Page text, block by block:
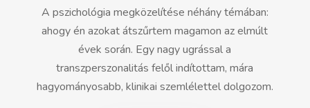
A pszichológia megközelítése néhány témában:
ahogy én azokat átszűrtem magamon az elmúlt
évek során. Egy nagy ugrással a
transzperszonalitás felől indítottam, mára
hagyományosabb, klinikai szemlélettel dolgozom.